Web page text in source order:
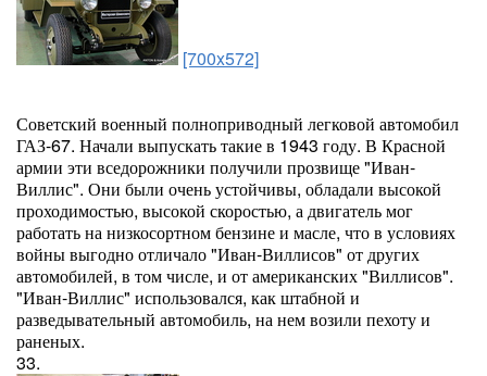
[700x572]
Советский военный полноприводный легковой автомобил
ГАЗ-67. Начали выпускать такие в 1943 году. В Красной
армии эти вседорожники получили прозвище "Иван-
Виллис". Они были очень устойчивы, обладали высокой
проходимостью, высокой скоростью, а двигатель мог
работать на низкосортном бензине и масле, что в условиях
войны выгодно отличало "Иван-Виллисов" от других
автомобилей, в том числе, и от американских "Виллисов".
"Иван-Виллис" использовался, как штабной и
разведывательный автомобиль, на нем возили пехоту и
раненых.
33.